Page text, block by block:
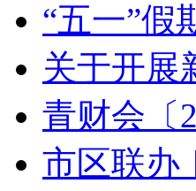
“五一”假
关于开展
青财会〔
市区联办